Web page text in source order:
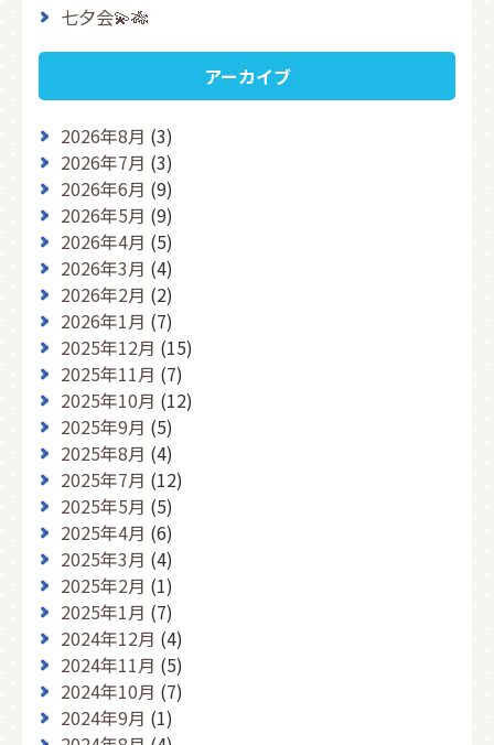
七夕会💫🎋
アーカイブ
2026年8月 (3)
2026年7月 (3)
2026年6月 (9)
2026年5月 (9)
2026年4月 (5)
2026年3月 (4)
2026年2月 (2)
2026年1月 (7)
2025年12月 (15)
2025年11月 (7)
2025年10月 (12)
2025年9月 (5)
2025年8月 (4)
2025年7月 (12)
2025年5月 (5)
2025年4月 (6)
2025年3月 (4)
2025年2月 (1)
2025年1月 (7)
2024年12月 (4)
2024年11月 (5)
2024年10月 (7)
2024年9月 (1)